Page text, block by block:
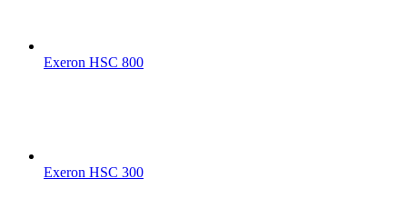
Exeron HSC 800
Exeron HSC 300